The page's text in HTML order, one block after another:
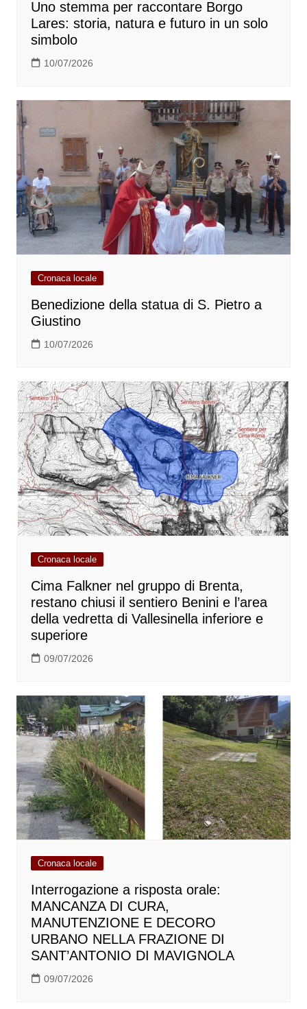
Uno stemma per raccontare Borgo
Lares: storia, natura e futuro in un solo
simbolo
10/07/2026
Cronaca locale
Benedizione della statua di S. Pietro a
Giustino
10/07/2026
Cronaca locale
Cima Falkner nel gruppo di Brenta,
restano chiusi il sentiero Benini e l’area
della vedretta di Vallesinella inferiore e
superiore
09/07/2026
Cronaca locale
Interrogazione a risposta orale:
MANCANZA DI CURA,
MANUTENZIONE E DECORO
URBANO NELLA FRAZIONE DI
SANT’ANTONIO DI MAVIGNOLA
09/07/2026